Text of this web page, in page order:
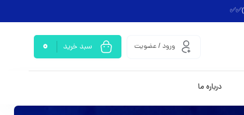
ورود / عضویت سبد خرید 0
درباره ما